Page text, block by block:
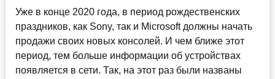
Уже в конце 2020 года, в период рождественских
праздников, как Sony, так и Microsoft должны начать
продажи своих новых консолей. И чем ближе этот
период, тем больше информации об устройствах
появляется в сети. Так, на этот раз были названы